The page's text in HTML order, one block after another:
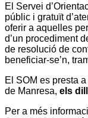
El Servei
públic i gratuït
oferir a aquelles
d’un procediment
de resolució de
beneficiar-se’n,
El SOM es presta
de Manresa, els
Per a més